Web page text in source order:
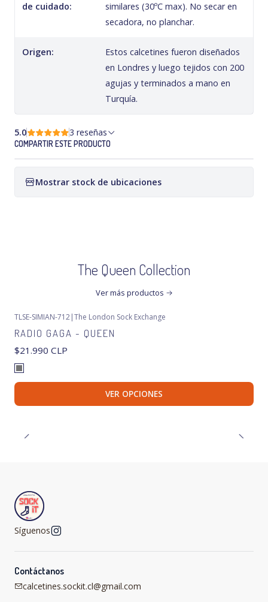
de cuidado:
similares (30ºC max). No secar en
secadora, no planchar.
Origen:
Estos calcetines fueron diseñados
en Londres y luego tejidos con 200
agujas y terminados a mano en
Turquía.
5.0 3 reseñas
COMPARTIR ESTE PRODUCTO
Mostrar stock de ubicaciones
The Queen Collection
Ver más productos
TLSE-SIMIAN-712|The London Sock Exchange
RADIO GAGA - QUEEN
$21.990 CLP
VER OPCIONES
Síguenos
Contáctanos
calcetines.sockit.cl@gmail.com